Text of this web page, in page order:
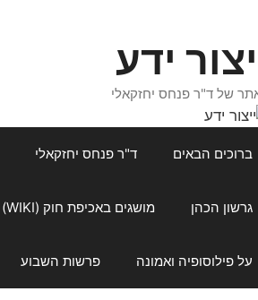
ידע
של ד"ר פנחס יחזקאלי
ברוכים הבאים ד"ר פנחס יחזקאלי
גרשון הכהן מושגים באכיפת חוק (WIKI)
על פילוסופיה ואמונה פרשות השבוע